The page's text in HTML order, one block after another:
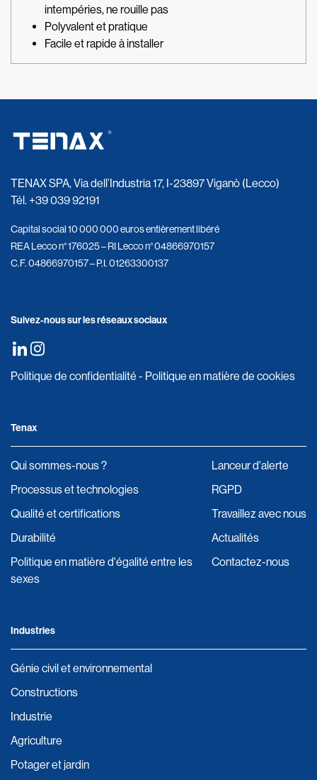
intempéries, ne rouille pas
Polyvalent et pratique
Facile et rapide à installer
TENAX SPA, Via dell’Industria 17, I-23897 Viganò (Lecco)
Tél.+39 039 92191
Capital social 10 000 000 euros entièrement libéré
REA Lecco n° 176025 – RI Lecco n° 04866970157
C.F. 04866970157 – P.I. 01263300137
Suivez-nous sur les réseaux sociaux
Politique de confidentialité - Politique en matière de cookies
Tenax
Qui sommes-nous ?
Processus et technologies
Qualité et certifications
Durabilité
Politique en matière d'égalité entre les
sexes
Lanceur d'alerte
RGPD
Travaillez avec nous
Actualités
Contactez-nous
Industries
Génie civil et environnemental
Constructions
Industrie
Agriculture
Potager et jardin